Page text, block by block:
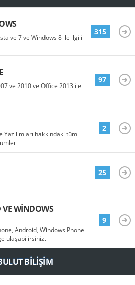
ve 7 ve Windows 8 ile ilgili
315
ve 2010 ve Office 2013 ile
97
hakkındaki tüm
2
25
WINDOWS
Android, Windows Phone
ulaşabilirsiniz.
9
BILIŞIM